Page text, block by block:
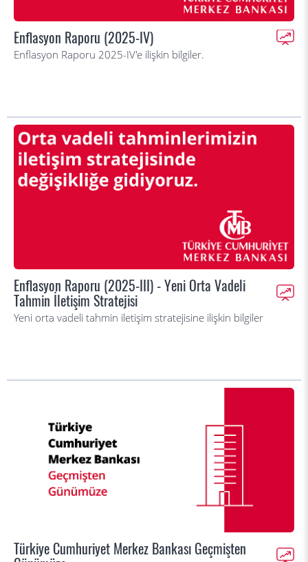
Enflasyon Raporu (2025-IV)
Enflasyon Raporu 2025-IV'e ilişkin bilgiler.
Enflasyon Raporu (2025-III) - Yeni Orta Vadeli
Tahmin İletişim Stratejisi
Yeni orta vadeli tahmin iletişim stratejisine ilişkin bilgiler
Türkiye Cumhuriyet Merkez Bankası Geçmişten